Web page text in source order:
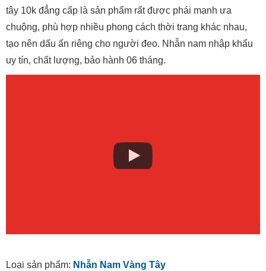
tây 10k đẳng cấp là sản phẩm rất được phái mạnh ưa
chuộng, phù hợp nhiều phong cách thời trang khác nhau,
tạo nên dấu ấn riêng cho người đeo. Nhẫn nam nhập khẩu
uy tín, chất lượng, bảo hành 06 tháng.
Loại sản phẩm: Nhẫn Nam Vàng Tây